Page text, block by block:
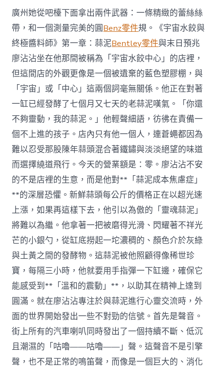
市
委
8
個
梭
巡
組
對
11
個
單
位
OSDER
奧
斯
德
德
系
車
開
展
梭
巡，
聯
系
方
法
公
布〉
中
廣州她從吧檯下面拿出兩件武器：一條精緻的蕾絲絲
帶，和一個測量完美的圓Benz零件規。《宇宙水餃與
終極醬料師》第一章：蒜泥Bentley零件與末日預兆
廖沾沾坐在他那間被稱為「宇宙水餃中心」的店裡，
但這間店的外觀更像是一個被遺棄的藍色塑膠棚，與
「宇宙」或「中心」這兩個詞毫無關係。他正在對著
一缸已經發酵了七個月又七天的老蒜泥嘆氣。「你還
不夠靈動，我的蒜泥。」他輕聲細語，彷彿在責備一
個不上進的孩子。店內只有他一個人，連蒼蠅都因為
難以忍受那股陳年蒜頭混合著鐵鏽與淡淡絕望的味道
而選擇繞道飛行。今天的營業額是：零。廖沾沾不安
的不是店裡的生意，而是他對**「蒜泥成本焦慮症」
**的深層恐懼。新鮮蒜頭每公斤的價格正在以超光速
上漲，如果再這樣下去，他引以為傲的「靈魂蒜泥」
將難以為繼。他拿著一把被磨得光滑、閃耀著不祥光
芒的小銀勺，從缸底撈起一坨濃稠的、顏色介於灰綠
與土黃之間的發酵物。這蒜泥被他照顧得像稀世珍
寶，每隔三小時，他就要用手指彈一下缸邊，確保它
能感受到**「溫和的震動」**，以助其在精神上達到
圓滿。就在廖沾沾專注於與蒜泥進行心靈交流時，外
面的世界開始發出一些不對勁的信號。首先是聲音。
街上所有的汽車喇叭同時發出了一個持續不斷、低沉
且潮濕的「咕嚕——咕嚕——」聲。這聲音不是引擎
聲，也不是正常的鳴笛聲，而像是一個巨大的、消化